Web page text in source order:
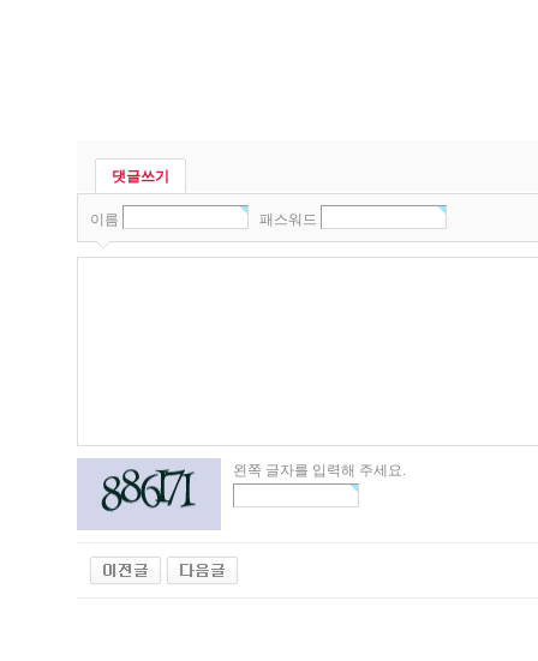
댓글쓰기
이름 패스워드
왼쪽 글자를 입력해 주세요.